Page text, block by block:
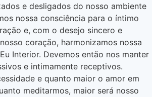
e desligados do nosso ambiente
nossa consciência para o íntimo
e, com o desejo sincero e
coração, harmonizamos nossa
Interior. Devemos então nos manter
e intimamente receptivos.
e quanto maior o amor em
meditarmos, maior será nosso